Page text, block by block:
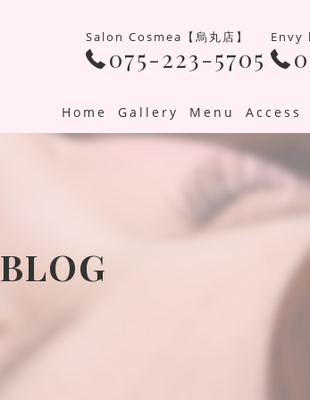
Salon Cosmea【烏丸店】
075-223-5705
Envy
Home Gallery Menu Access
BLOG